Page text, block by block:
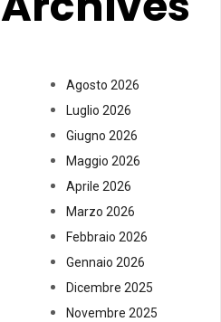
Agosto 2026
Luglio 2026
Giugno 2026
Maggio 2026
Aprile 2026
Marzo 2026
Febbraio 2026
Gennaio 2026
Dicembre 2025
Novembre 2025